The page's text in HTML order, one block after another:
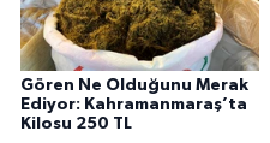
Gören Ne Olduğunu Merak
Ediyor: Kahramanmaraş’ta
Kilosu 250 TL